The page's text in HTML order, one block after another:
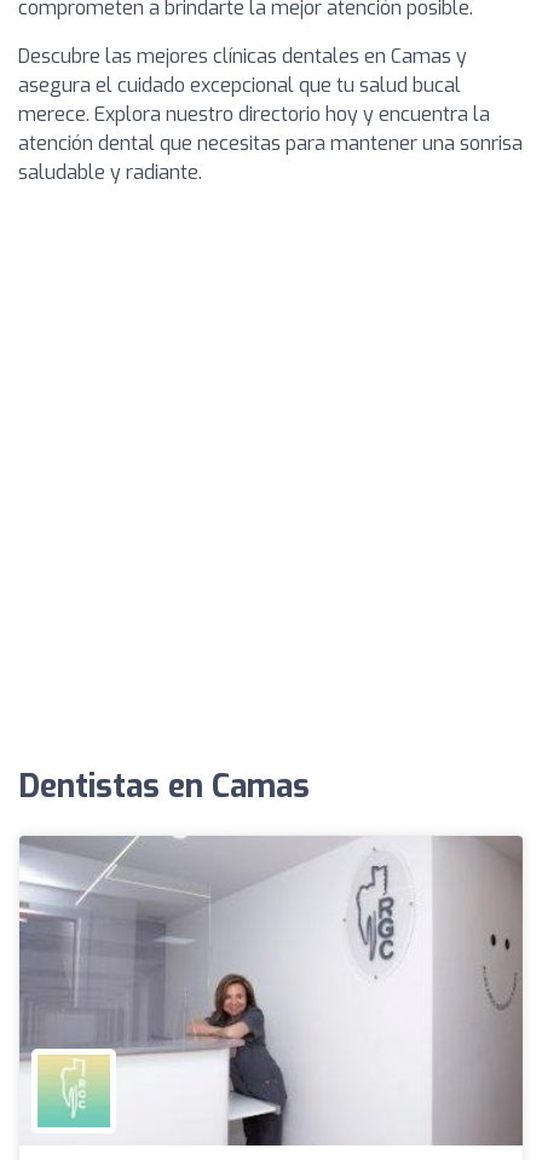
comprometen a brindarte la mejor atención posible.
Descubre las mejores clínicas dentales en Camas y
asegura el cuidado excepcional que tu salud bucal
merece. Explora nuestro directorio hoy y encuentra la
atención dental que necesitas para mantener una sonrisa
saludable y radiante.
Dentistas en Camas